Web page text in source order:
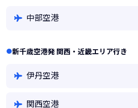
中部空港
新千歳空港発 関西・近畿エリア行き
伊丹空港
関西空港